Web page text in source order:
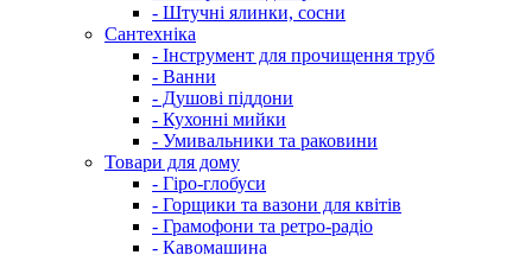
- Штучні ялинки, сосни
Сантехніка
- Інструмент для прочищення труб
- Ванни
- Душові піддони
- Кухонні мийки
- Умивальники та раковини
Товари для дому
- Гіро-глобуси
- Горщики та вазони для квітів
- Грамофони та ретро-радіо
- Кавомашина